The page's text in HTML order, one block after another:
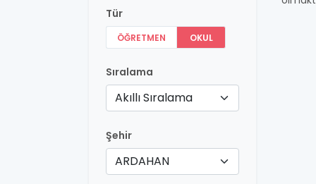
Tür
ÖĞRETMEN OKUL
Sıralama
Akıllı Sıralama
Şehir
ARDAHAN